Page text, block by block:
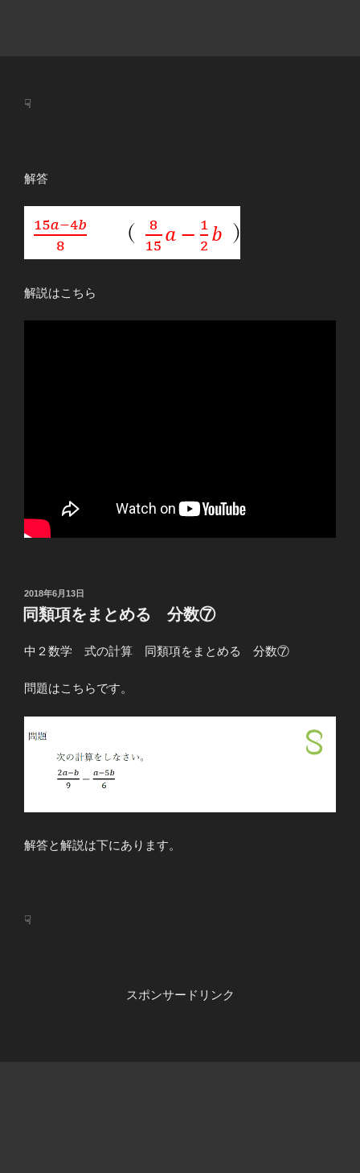
☟
解答
解説はこちら
投
稿
日:
2018年6月13日
同類項をまとめる 分数⑦
中２数学 式の計算 同類項をまとめる 分数⑦
問題はこちらです。
解答と解説は下にあります。
☟
スポンサードリンク